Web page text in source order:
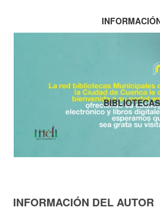
INFORMACIÓN DEL AUTOR
BIBLIOTECAS